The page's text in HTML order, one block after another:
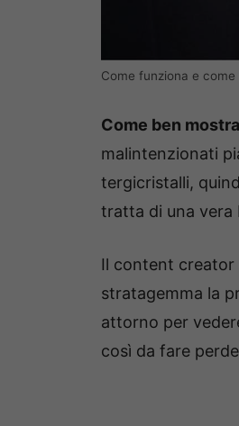
Come funziona e
Come ben
malintenzionati
tergicristalli,
tratta di una vera
Il content creator
stratagemma la
attorno per
così da fare